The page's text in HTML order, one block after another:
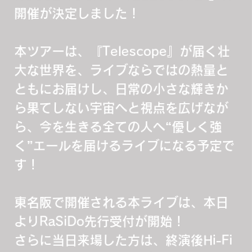
開催が決定しました！
本ツアーは、『Telescope』が届く壮
大な世界を、ライブならではの熱量と
ともにお届けし、日常の小さな輝きか
ら果てしない宇宙へと視点を広げなが
ら、今を生きる全ての人へ“優しく強
く”エールを届けるライブになる予定で
す！
東名阪で開催される本ライブは、本日
よりRaSiDo先行受付が開始！
さらに当日来場した方は、終演後Hi-Fi